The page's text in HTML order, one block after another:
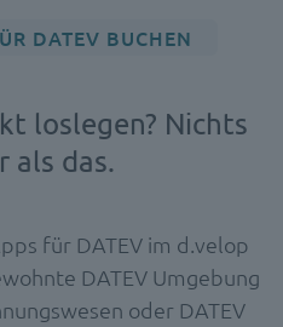
DATEV BUCHEN
loslegen? Nichts
als das.
für DATEV im d.velop
DATEV Umgebung
oder DATEV